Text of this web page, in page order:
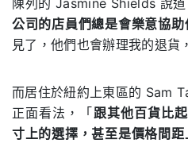
陳列的 Jasmine Shields 說
公司的店員們總是會樂意協助
見了，他們也會辦理我的退貨
而居住於紐約上東區的 Sam
正面看法，「跟其他百貨比起
寸上的選擇，甚至是價格間